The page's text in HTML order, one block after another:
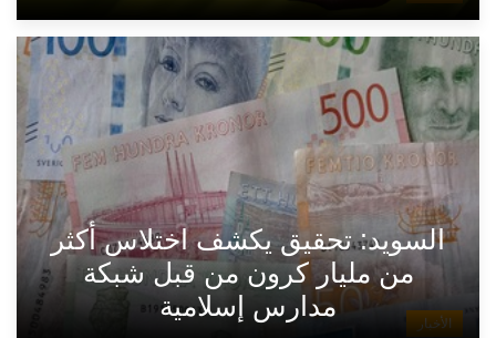
الأخبار
السويد: تحقيق يكشف اختلاس أكثر
من مليار كرون من قبل شبكة
مدارس إسلامية